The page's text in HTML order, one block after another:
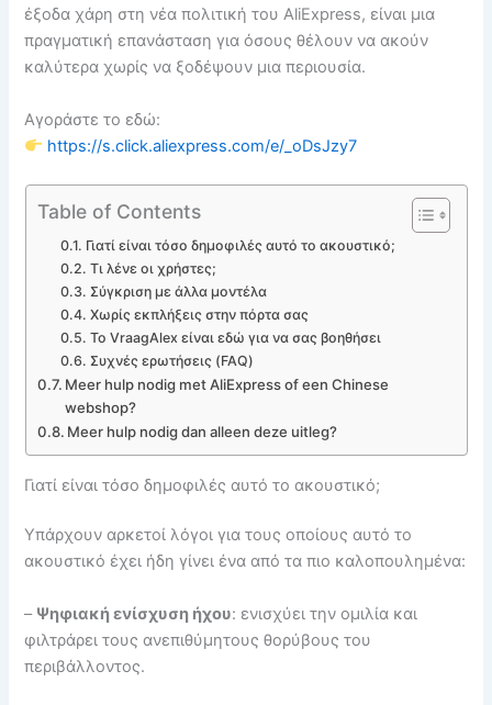
έξοδα χάρη στη νέα πολιτική του AliExpress, είναι μια
πραγματική επανάσταση για όσους θέλουν να ακούν
καλύτερα χωρίς να ξοδέψουν μια περιουσία.
Αγοράστε το εδώ:
https://s.click.aliexpress.com/e/_oDsJzy7
Table of Contents
Γιατί είναι τόσο δημοφιλές αυτό το ακουστικό;
Τι λένε οι χρήστες;
Σύγκριση με άλλα μοντέλα
Χωρίς εκπλήξεις στην πόρτα σας
Το VraagAlex είναι εδώ για να σας βοηθήσει
Συχνές ερωτήσεις (FAQ)
Meer hulp nodig met AliExpress of een Chinese
webshop?
Meer hulp nodig dan alleen deze uitleg?
Γιατί είναι τόσο δημοφιλές αυτό το ακουστικό;
Υπάρχουν αρκετοί λόγοι για τους οποίους αυτό το
ακουστικό έχει ήδη γίνει ένα από τα πιο καλοπουλημένα:
– Ψηφιακή ενίσχυση ήχου: ενισχύει την ομιλία και
φιλτράρει τους ανεπιθύμητους θορύβους του
περιβάλλοντος.